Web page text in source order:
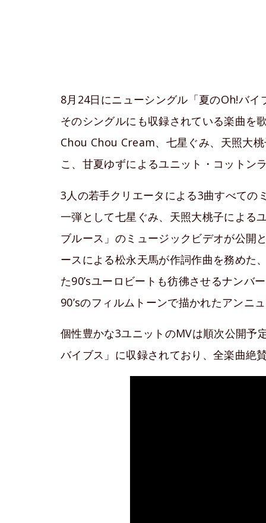
8月24日にニューシングル「夏のOh!バ
そのシングルにも収録されている楽曲を
Chou Chou Cream、七星ぐみ、天照大
こ、甘夏ゆずによるユニット・コットン
3人の若手クリエータによる3曲すべての
一弾として七星ぐみ、天照大桃子による
ブルース」のミュージックビデオが公開
ースによる松永天馬が作詞作曲を務めた
た90’sユーロビートも彷彿させるナンバ
90’sのフィルムトーンで描かれたアンニ
個性豊かな3ユニットのMVは順次公開予
バイブス」に収録されており、全楽曲絶